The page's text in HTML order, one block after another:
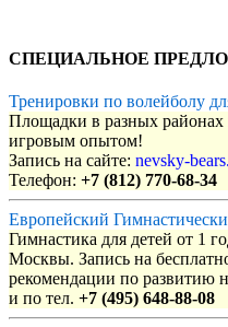
СПЕЦИАЛЬНОЕ
Тренировки по волейболу
Площадки в разных районах
игровым опытом!
Запись на сайте: nevsky-
Телефон: +7 (812) 770-68-34
Европейский
Гимнастика для детей от 1
Москвы. Запись на
рекомендации по развитию
и по тел. +7 (495) 648-88-08